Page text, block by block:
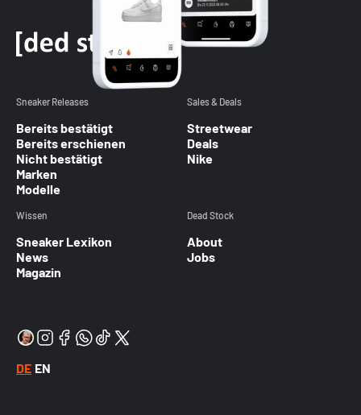
Sneaker Releases
Bereits bestätigt
Bereits erschienen
Nicht bestätigt
Marken
Modelle
Sales & Deals
Streetwear
Deals
Nike
Wissen
Sneaker Lexikon
News
Magazin
Dead Stock
About
Jobs
DE EN